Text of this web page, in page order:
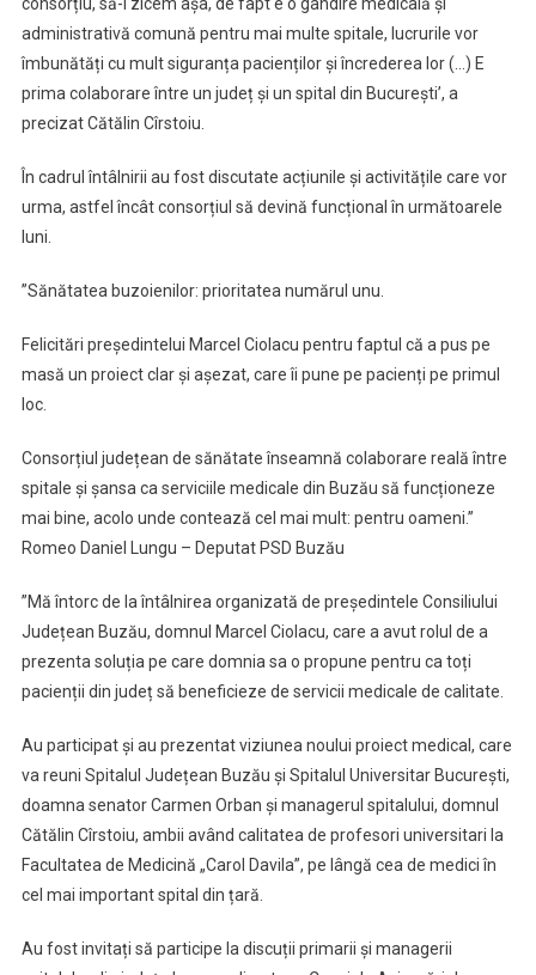
administrativă comună pentru mai multe spitale, lucrurile vor
îmbunătăți cu mult siguranța pacienților și încrederea lor (…) E
prima colaborare între un județ și un spital din București’, a
precizat Cătălin Cîrstoiu.
În cadrul întâlnirii au fost discutate acțiunile și activitățile care vor
urma, astfel încât consorțiul să devină funcțional în următoarele
luni.
”Sănătatea buzoienilor: prioritatea numărul unu.
Felicitări președintelui Marcel Ciolacu pentru faptul că a pus pe
masă un proiect clar și așezat, care îi pune pe pacienți pe primul
loc.
Consorțiul județean de sănătate înseamnă colaborare reală între
spitale și șansa ca serviciile medicale din Buzău să funcționeze
mai bine, acolo unde contează cel mai mult: pentru oameni.”
Romeo Daniel Lungu – Deputat PSD Buzău
”Mă întorc de la întâlnirea organizată de președintele Consiliului
Județean Buzău, domnul Marcel Ciolacu, care a avut rolul de a
prezenta soluția pe care domnia sa o propune pentru ca toți
pacienții din județ să beneficieze de servicii medicale de calitate.
Au participat și au prezentat viziunea noului proiect medical, care
va reuni Spitalul Județean Buzău și Spitalul Universitar București,
doamna senator Carmen Orban și managerul spitalului, domnul
Cătălin Cîrstoiu, ambii având calitatea de profesori universitari la
Facultatea de Medicină „Carol Davila”, pe lângă cea de medici în
cel mai important spital din țară.
Au fost invitați să participe la discuții primarii și managerii